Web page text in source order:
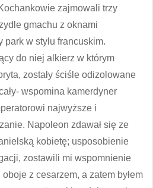
zajmowali trzy
gmachu z oknami
park w stylu francuskim.
do niej alkierz w którym
zostały ściśle odizolowane
wspomina kamerdyner
najwyższe i
Napoleon zdawał się ze
kobietę; usposobienie
zostawili mi wspomnienie
z cesarzem, a zatem byłem